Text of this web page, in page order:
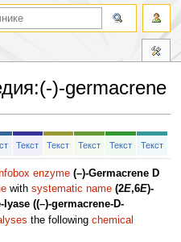
:(-)-germacrene
Текст Текст Текст Текст Текст
enzyme (–)-Germacrene D
with systematic name (2E,6E)-
((–)-germacrene-D-
the following chemical